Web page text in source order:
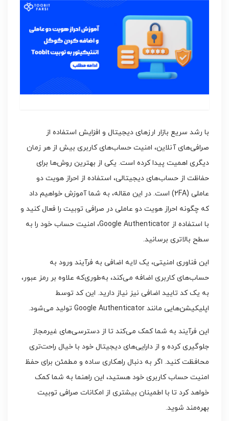
با رشد سریع بازار ارزهای دیجیتال و افزایش استفاده از
صرافی‌های آنلاین، امنیت حساب‌های کاربری بیش از هر زمان
دیگری اهمیت پیدا کرده است. یکی از بهترین روش‌ها برای
حفاظت از حساب‌های دیجیتالی، استفاده از احراز هویت دو
عاملی (2FA) است. در این مقاله، به شما آموزش خواهیم داد
که چگونه احراز هویت دو عاملی در صرافی توبیت را فعال کنید و
با استفاده از Google Authenticator، امنیت حساب خود را به
سطح بالاتری برسانید.
این فناوری امنیتی، یک لایه اضافی به فرآیند ورود به
حساب‌های کاربری اضافه می‌کند، به‌طوری‌که علاوه بر رمز عبور،
به یک کد تایید اضافی نیز نیاز دارید. این کد توسط
اپلیکیشن‌هایی مانند Google Authenticator تولید می‌شود.
این فرآیند به شما کمک می‌کند تا از دسترسی‌های غیرمجاز
جلوگیری کرده و از دارایی‌های دیجیتال خود با خیال راحت‌تری
محافظت کنید. اگر به دنبال راهکاری ساده و مطمئن برای حفظ
امنیت حساب کاربری خود هستید، این راهنما به شما کمک
خواهد کرد تا با اطمینان بیشتری از امکانات صرافی توبیت
بهره‌مند شوید.